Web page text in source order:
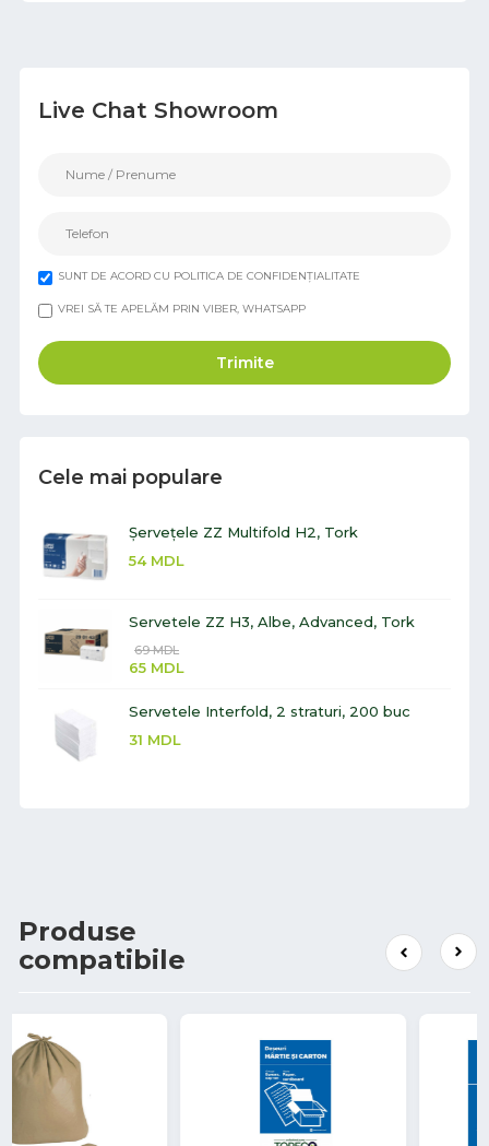
Live Chat Showroom
SUNT DE ACORD CU POLITICA DE CONFIDENȚIALITATE
VREI SĂ TE APELĂM PRIN VIBER, WHATSAPP
Trimite
Cele mai populare
Șervețele ZZ Multifold H2, Tork
54 MDL
Servetele ZZ H3, Albe, Advanced, Tork
69MDL
65 MDL
Servetele Interfold, 2 straturi, 200 buc
31 MDL
Produse
compatibile